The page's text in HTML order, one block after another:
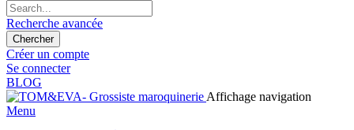
Recherche avancée
Chercher
Créer un compte
Se connecter
BLOG
Affichage navigation
Menu